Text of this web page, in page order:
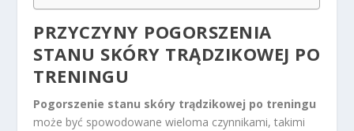
PRZYCZYNY POGORSZENIA
STANU SKÓRY TRĄDZIKOWEJ PO
TRENINGU
Pogorszenie stanu skóry trądzikowej po treningu
może być spowodowane wieloma czynnikami, takimi